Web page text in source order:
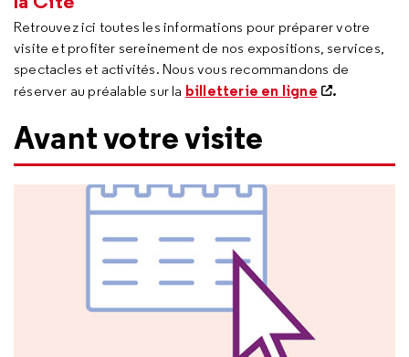
Retrouvez ici toutes les informations pour préparer votre
visite et profiter sereinement de nos expositions, services,
spectacles et activités. Nous vous recommandons de
réserver au préalable sur la billetterie en ligne .
Avant votre visite